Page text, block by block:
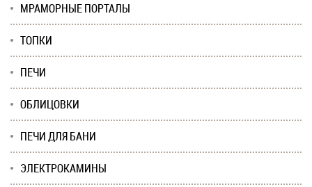
МРАМОРНЫЕ ПОРТАЛЫ
ТОПКИ
ПЕЧИ
ОБЛИЦОВКИ
ПЕЧИ ДЛЯ БАНИ
ЭЛЕКТРОКАМИНЫ